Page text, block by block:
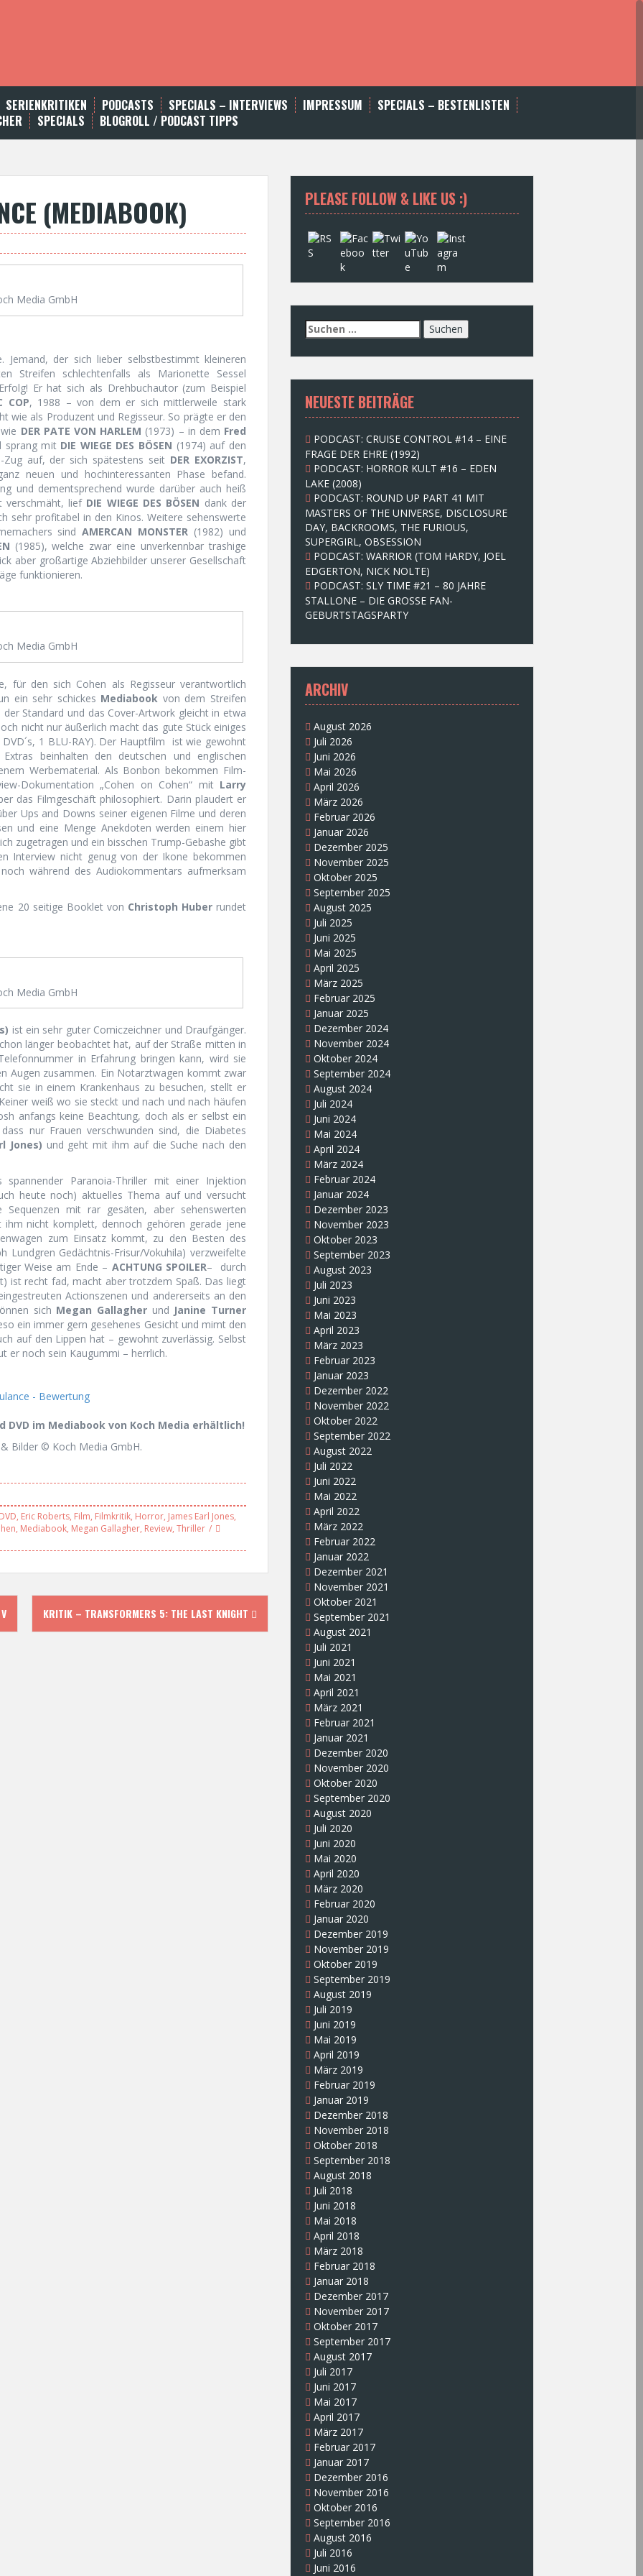
SERIENKRITIKEN PODCASTS SPECIALS – INTERVIEWS IMPRESSUM
SPECIALS – BESTENLISTEN
SPECIALS BLOGROLL / PODCAST TIPPS
(MEDIABOOK)
Media GmbH
Jemand, der sich lieber selbstbestimmt kleineren
Streifen schlechtenfalls als Marionette Sessel
Er hat sich als Drehbuchautor (zum Beispiel
COP, 1988 – von dem er sich mittlerweile stark
wie als Produzent und Regisseur. So prägte er den
DER PATE VON HARLEM (1973) – in dem Fred
sprang mit DIE WIEGE DES BÖSEN (1974) auf den
auf, der sich spätestens seit DER EXORZIST,
neuen und hochinteressanten Phase befand.
und dementsprechend wurde darüber auch heiß
verschmäht, lief DIE WIEGE DES BÖSEN dank der
sehr profitabel in den Kinos. Weitere sehenswerte
sindAMERCAN MONSTER (1982) und
(1985), welche zwar eine unverkennbar trashige
aber großartige Abziehbilder unserer Gesellschaft
funktionieren.
Media GmbH
für den sich Cohen als Regisseur verantwortlich
ein sehr schickes Mediabook von dem Streifen
Standard und das Cover-Artwork gleicht in etwa
nicht nur äußerlich macht das gute Stück einiges
1 BLU-RAY). Der Hauptfilm ist wie gewohnt
beinhalten den deutschen und englischen
Werbematerial. Als Bonbon bekommen Film-
Dokumentation „Cohen on Cohen“ mit Larry
das Filmgeschäft philosophiert. Darin plaudert er
Ups and Downs seiner eigenen Filme und deren
und eine Menge Anekdoten werden einem hier
zugetragen und ein bisschen Trump-Gebashe gibt
Interview nicht genug von der Ikone bekommen
während des Audiokommentars aufmerksam
20 seitige Booklet von Christoph Huberrundet
Media GmbH
ist ein sehr guter Comiczeichner und Draufgänger.
länger beobachtet hat, auf der Straße mitten in
in Erfahrung bringen kann, wird sie
Augen zusammen. Ein Notarztwagen kommt zwar
sie in einem Krankenhaus zu besuchen, stellt er
weiß wo sie steckt und nach und nach häufen
anfangs keine Beachtung, doch als er selbst ein
nur Frauen verschwunden sind, die Diabetes
Jones) und geht mit ihm auf die Suche nach den
Paranoia-Thriller mit einer Injektion
heute noch) aktuelles Thema auf und versucht
Sequenzen mit rar gesäten, aber sehenswerten
ihm nicht komplett, dennoch gehören gerade jene
zum Einsatz kommt, zu den Besten des
Lundgren Gedächtnis-Frisur/Vokuhila) verzweifelte
Weise am Ende – ACHTUNG SPOILER– durch
ist recht fad, macht aber trotzdem Spaß. Das liegt
Actionszenen und andererseits an den
sich Megan Gallagher und Janine Turner
ein immer gern gesehenes Gesicht und mimt den
auf den Lippen hat – gewohnt zuverlässig. Selbst
er noch sein Kaugummi – herrlich.
DVD im Mediabook von Koch Media erhältlich!
Bilder © Koch Media GmbH.
DVD, Eric Roberts, Film, Filmkritik, Horror, James Earl Jones,
, Mediabook, Megan Gallagher, Review, Thriller
KRITIK – TRANSFORMERS 5: THE LAST KNIGHT
PLEASE FOLLOW & LIKE US :)
S
u
c
e
n
n
c
h
:
NEUESTE BEITRÄGE
PODCAST: CRUISE CONTROL #14 – EINE
FRAGE DER EHRE (1992)
PODCAST: HORROR KULT #16 – EDEN
LAKE (2008)
PODCAST: ROUND UP PART 41 MIT
MASTERS OF THE UNIVERSE, DISCLOSURE
DAY, BACKROOMS, THE FURIOUS,
SUPERGIRL, OBSESSION
PODCAST: WARRIOR (TOM HARDY, JOEL
EDGERTON, NICK NOLTE)
PODCAST: SLY TIME #21 – 80 JAHRE
STALLONE – DIE GROSSE FAN-
GEBURTSTAGSPARTY
ARCHIV
August 2026
Juli 2026
Juni 2026
Mai 2026
April 2026
März 2026
Februar 2026
Januar 2026
Dezember 2025
November 2025
Oktober 2025
September 2025
August 2025
Juli 2025
Juni 2025
Mai 2025
April 2025
März 2025
Februar 2025
Januar 2025
Dezember 2024
November 2024
Oktober 2024
September 2024
August 2024
Juli 2024
Juni 2024
Mai 2024
April 2024
März 2024
Februar 2024
Januar 2024
Dezember 2023
November 2023
Oktober 2023
September 2023
August 2023
Juli 2023
Juni 2023
Mai 2023
April 2023
März 2023
Februar 2023
Januar 2023
Dezember 2022
November 2022
Oktober 2022
September 2022
August 2022
Juli 2022
Juni 2022
Mai 2022
April 2022
März 2022
Februar 2022
Januar 2022
Dezember 2021
November 2021
Oktober 2021
September 2021
August 2021
Juli 2021
Juni 2021
Mai 2021
April 2021
März 2021
Februar 2021
Januar 2021
Dezember 2020
November 2020
Oktober 2020
September 2020
August 2020
Juli 2020
Juni 2020
Mai 2020
April 2020
März 2020
Februar 2020
Januar 2020
Dezember 2019
November 2019
Oktober 2019
September 2019
August 2019
Juli 2019
Juni 2019
Mai 2019
April 2019
März 2019
Februar 2019
Januar 2019
Dezember 2018
November 2018
Oktober 2018
September 2018
August 2018
Juli 2018
Juni 2018
Mai 2018
April 2018
März 2018
Februar 2018
Januar 2018
Dezember 2017
November 2017
Oktober 2017
September 2017
August 2017
Juli 2017
Juni 2017
Mai 2017
April 2017
März 2017
Februar 2017
Januar 2017
Dezember 2016
November 2016
Oktober 2016
September 2016
August 2016
Juli 2016
Juni 2016